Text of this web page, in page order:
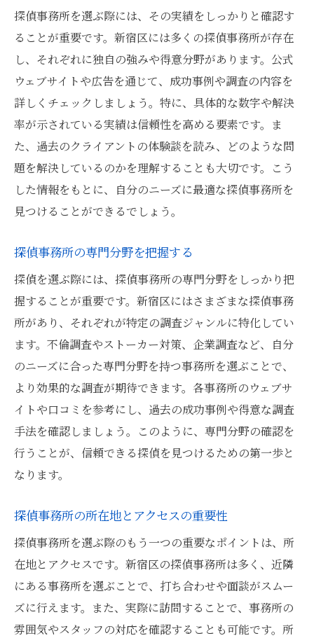
信頼できる探偵事務所の選び方
探偵事務所の実績を証明する方法
探偵事務所の顧客満足度を確認する
良い探偵を見つけるために新宿区内で確認すべ
き口コミと評判
信頼できる口コミサイトを利用する
実際の利用者の声を参考にする
探偵事務所の公式サイトの口コミを確認す
る
口コミと評判を基に探偵事務所を比較する
探偵料金の透明性を確保するための見積もりの
取り方
探偵事務所の料金体系を理解する
探偵事務所から複数の見積もりを取る方法
見積もりの内訳を詳しく確認する
料金に含まれるサービス内容をチェックす
る
の防ぎ方
料金トラブルを避けるための方法
信頼できない探偵事務所の見分け方
探偵事務所を選ぶ際には、その実績をしっかりと確認す
ることが重要です。新宿区には多くの探偵事務所が存在
し、それぞれに独自の強みや得意分野があります。公式
ウェブサイトや広告を通じて、成功事例や調査の内容を
詳しくチェックしましょう。特に、具体的な数字や解決
率が示されている実績は信頼性を高める要素です。ま
た、過去のクライアントの体験談を読み、どのような問
題を解決しているのかを理解することも大切です。こう
した情報をもとに、自分のニーズに最適な探偵事務所を
見つけることができるでしょう。
探偵事務所の専門分野を把握する
探偵を選ぶ際には、探偵事務所の専門分野をしっかり把
握することが重要です。新宿区にはさまざまな探偵事務
所があり、それぞれが特定の調査ジャンルに特化してい
ます。不倫調査やストーカー対策、企業調査など、自分
のニーズに合った専門分野を持つ事務所を選ぶことで、
より効果的な調査が期待できます。各事務所のウェブサ
イトや口コミを参考にし、過去の成功事例や得意な調査
手法を確認しましょう。このように、専門分野の確認を
行うことが、信頼できる探偵を見つけるための第一歩と
なります。
探偵事務所の所在地とアクセスの重要性
探偵事務所を選ぶ際のもう一つの重要なポイントは、所
在地とアクセスです。新宿区の探偵事務所は多く、近隣
にある事務所を選ぶことで、打ち合わせや面談がスムー
ズに行えます。また、実際に訪問することで、事務所の
雰囲気やスタッフの対応を確認することも可能です。所